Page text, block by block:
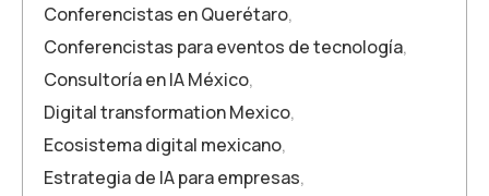
Conferencistas en Querétaro,
Conferencistas para eventos de tecnología,
Consultoría en IA México,
Digital transformation Mexico,
Ecosistema digital mexicano,
Estrategia de IA para empresas,